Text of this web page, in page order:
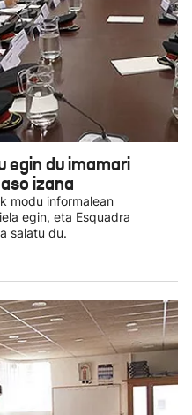
egin du imamari
izana
modu informalean
egin, eta Esquadra
salatu du.